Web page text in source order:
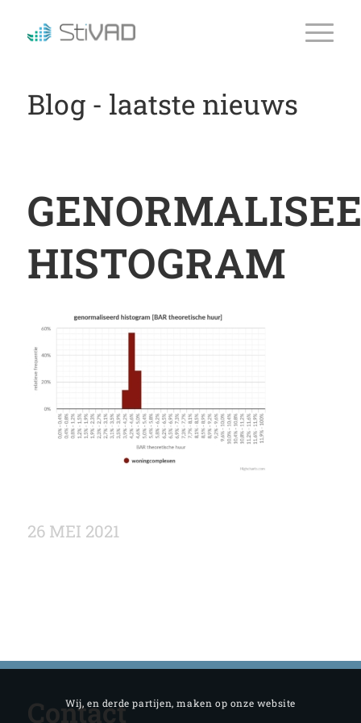
Blog - laatste nieuws
HISTOGRAM
26 MEI 2021
Contact
Wij, en derde partijen, maken op onze website